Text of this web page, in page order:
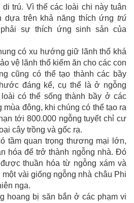
trú. Vì thế các loài chi này tuân
dựa trên khả năng thích ứng trú
sự thích ứng sinh sản của
có xu hướng giữ lãnh thổ khá
vệ lãnh thổ kiếm ăn cho các con
cũng có thể tạo thành các bầy
đáng kể, cụ thể là ở ngỗng
có thể sống thành bầy ở các
mùa đông, khi chúng có thể tạo ra
tới 800.000 ngỗng tuyết chỉ cư
cây trồng và gốc rạ.
tầm quan trọng thương mại lớn,
hóa để trở thành ngỗng nhà. Đó
thuần hóa từ ngỗng xám và
vài giống ngỗng nhà châu Phi
nga.
hoang bị săn bắn ở các phạm vi